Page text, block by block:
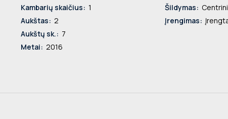
Kambarių skaičius: 1
Aukštas: 2
Aukštų sk.: 7
Metai: 2016
Šildymas:
Įrengimas: